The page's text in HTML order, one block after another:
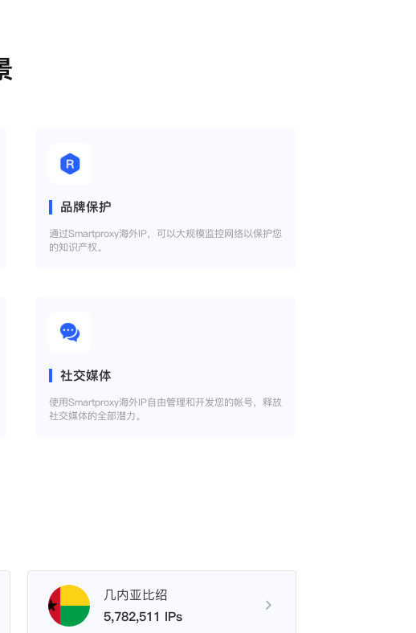
品牌保护
通过Smartproxy海外IP，可以大规模监控网络以保护您
的知识产权。
社交媒体
使用Smartproxy海外IP自由管理和开发您的帐号，释放
社交媒体的全部潜力。
几内亚比绍
5,782,511 IPs